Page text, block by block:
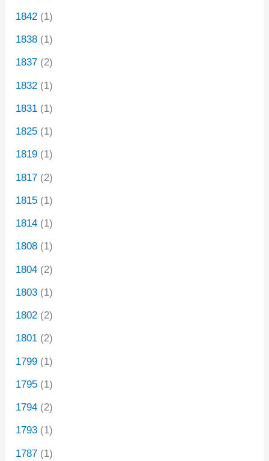
1842 (1)
1838 (1)
1837 (2)
1832 (1)
1831 (1)
1825 (1)
1819 (1)
1817 (2)
1815 (1)
1814 (1)
1808 (1)
1804 (2)
1803 (1)
1802 (2)
1801 (2)
1799 (1)
1795 (1)
1794 (2)
1793 (1)
1787 (1)